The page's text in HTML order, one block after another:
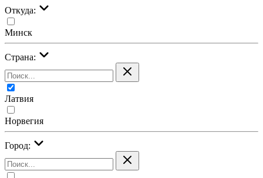
Откуда:
Минск
Страна:
Латвия
Норвегия
Город: